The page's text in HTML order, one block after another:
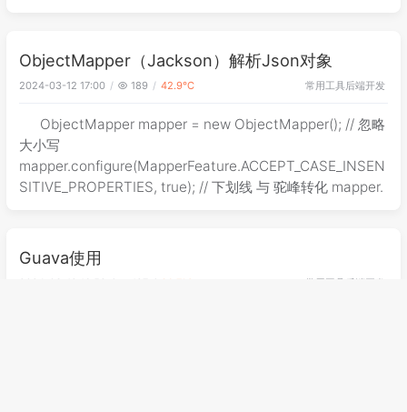
ObjectMapper（Jackson）解析Json对象
2024-03-12 17:00 189 42.9℃ 常用工具后端开发
ObjectMapper mapper = new ObjectMapper(); // 忽略
大小写
mapper.configure(MapperFeature.ACCEPT_CASE_INSEN
SITIVE_PROPERTIES, true); // 下划线 与 驼峰转化 mapper.
Guava使用
常用工具 后端开发